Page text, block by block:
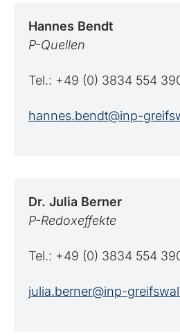
Hannes Bendt
P-Quellen
Tel.: +49 (0) 3834 554
hannes.bendt@inp-
Dr. Julia Berner
P-Redoxeffekte
Tel.: +49 (0) 3834 554
julia.berner@inp-